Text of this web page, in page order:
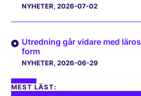
NYHETER, 2026-07-02
Utredning går vidare med
form
NYHETER, 2026-06-29
MEST LÄST: